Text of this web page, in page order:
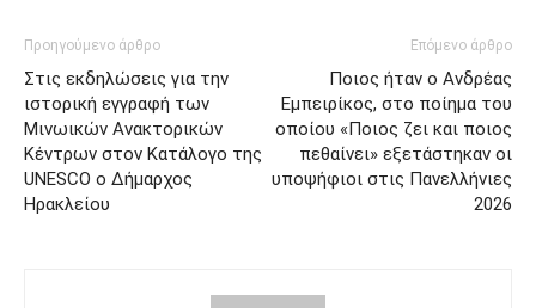
Προηγούμενο άρθρο
Στις εκδηλώσεις για την
ιστορική εγγραφή των
Μινωικών Ανακτορικών
Κέντρων στον Κατάλογο της
UNESCO ο Δήμαρχος
Ηρακλείου
Επόμενο άρθρο
Ποιος ήταν ο Ανδρέας
Εμπειρίκος, στο ποίημα του
οποίου «Ποιος ζει και ποιος
πεθαίνει» εξετάστηκαν οι
υποψήφιοι στις Πανελλήνιες
2026